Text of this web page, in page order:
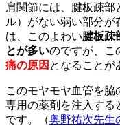
肩関節には、腱板疎部
ル）がない弱い部分
は、このよわい腱板疎
とが多いのですが、こ
痛の原因 となることが
このモヤモヤ血管を脇
専用の薬剤を注入する
です。（奥野祐次先生